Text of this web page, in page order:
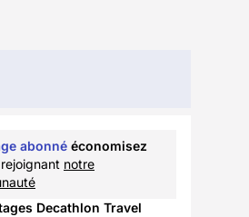
abonné économisez
notre
Decathlon Travel